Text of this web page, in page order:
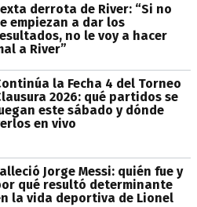
derrota de River: “Si no
empiezan a dar los
no le voy a hacer
a River”
la Fecha 4 del Torneo
2026: qué partidos se
este sábado y dónde
en vivo
Jorge Messi: quién fue y
qué resultó determinante
la vida deportiva de Lionel